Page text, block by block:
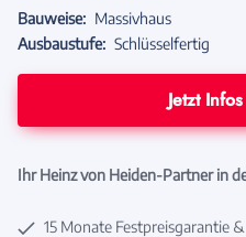
Bauweise: Massivhaus
Ausbaustufe: Schlüsselfertig
Jetzt
Ihr Heinz von Heiden-Partner in
15 Monate Festpreisgarantie